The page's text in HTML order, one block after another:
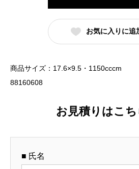
付
反
18cm
黒
お気に入りに追
商品サイズ：17.6×9.5・1150cccm
88160608
お見積りはこ
■ 氏名